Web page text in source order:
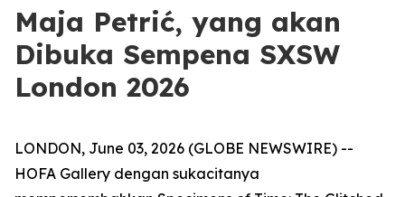
Maja Petrić, yang akan
Dibuka Sempena SXSW
London 2026
LONDON, June 03, 2026 (GLOBE NEWSWIRE) --
HOFA Gallery dengan sukacitanya